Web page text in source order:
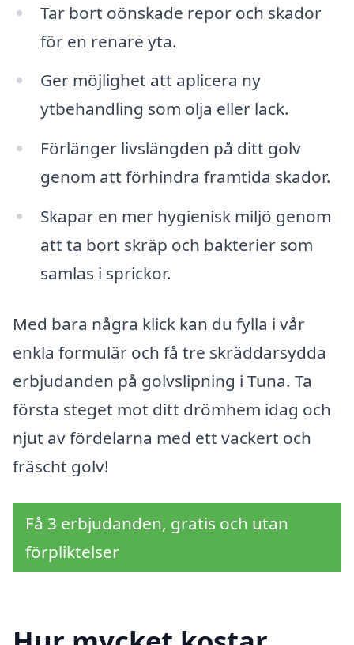
Tar bort oönskade repor och skador
för en renare yta.
Ger möjlighet att aplicera ny
ytbehandling som olja eller lack.
Förlänger livslängden på ditt golv
genom att förhindra framtida skador.
Skapar en mer hygienisk miljö genom
att ta bort skräp och bakterier som
samlas i sprickor.
Med bara några klick kan du fylla i vår
enkla formulär och få tre skräddarsydda
erbjudanden på golvslipning i Tuna. Ta
första steget mot ditt drömhem idag och
njut av fördelarna med ett vackert och
fräscht golv!
Få 3 erbjudanden, gratis och utan
förpliktelser